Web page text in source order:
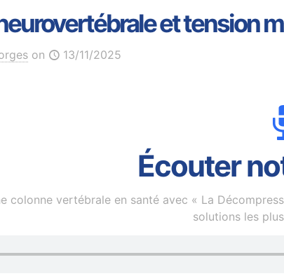
et tension
on 13/11/2025
Écouter
colonne vertébrale en santé avec « La
solutions les